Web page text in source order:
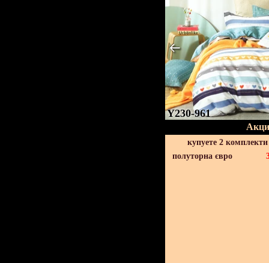
Y230-961
купуете 2
полуторна євро